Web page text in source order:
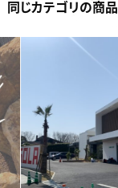
同じカテゴリの商品